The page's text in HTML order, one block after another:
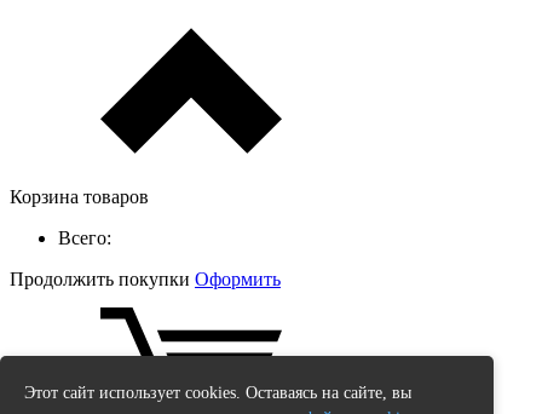
Корзина товаров
Всего:
Продолжить покупки Оформить
Этот сайт использует cookies. Оставаясь на сайте, вы